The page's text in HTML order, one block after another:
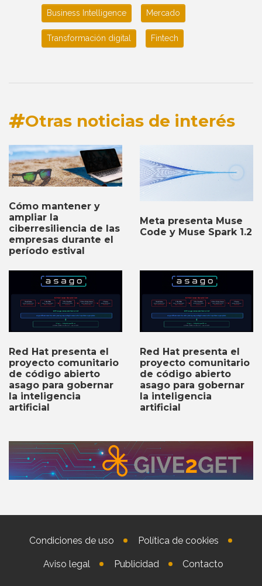
Business Intelligence Mercado
Transformación digital Fintech
Otras noticias de interés
Cómo mantener y
ampliar la
ciberresiliencia de las
empresas durante el
período estival
Meta presenta Muse
Code y Muse Spark 1.2
Red Hat presenta el
proyecto comunitario
de código abierto
asago para gobernar
la inteligencia
artificial
Red Hat presenta el
proyecto comunitario
de código abierto
asago para gobernar
la inteligencia
artificial
Condiciones de uso Política de cookies
Aviso legal Publicidad Contacto